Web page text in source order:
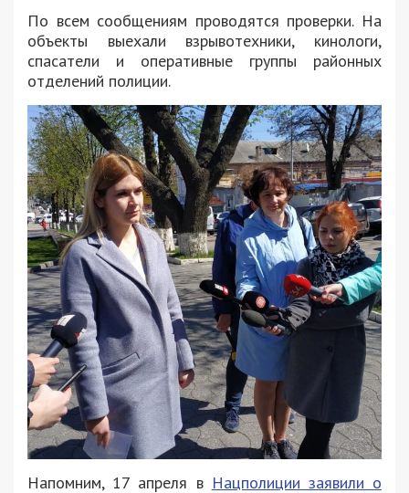
По всем сообщениям проводятся проверки. На
объекты выехали взрывотехники, кинологи,
спасатели и оперативные группы районных
отделений полиции.
Напомним, 17 апреля в Нацполиции заявили о